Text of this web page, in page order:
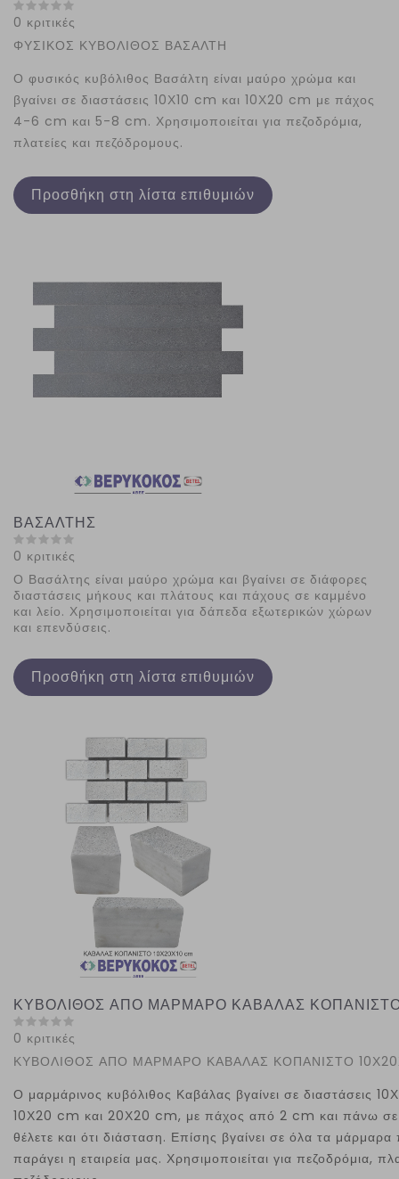
0 κριτικές
ΦΥΣΙΚΟΣ ΚΥΒΟΛΙΘΟΣ ΒΑΣΑΛΤΗ
Ο φυσικός κυβόλιθος Βασάλτη είναι μαύρο χρώμα και
βγαίνει σε διαστάσεις 10Χ10 cm και 10Χ20 cm με πάχος
4-6 cm και 5-8 cm. Χρησιμοποιείται για πεζοδρόμια,
πλατείες και πεζόδρομους.
Προσθήκη στη λίστα επιθυμιών
ΒΑΣΑΛΤΗΣ
0 κριτικές
Ο Βασάλτης είναι μαύρο χρώμα και βγαίνει σε διάφορες
διαστάσεις μήκους και πλάτους και πάχους σε καμμένο
και λείο. Χρησιμοποιείται για δάπεδα εξωτερικών χώρων
και επενδύσεις.
Προσθήκη στη λίστα επιθυμιών
ΚΥΒΟΛΙΘΟΣ ΑΠΟ ΜΑΡΜΑΡΟ ΚΑΒΑΛΑΣ ΚΟΠΑΝΙΣΤΟ
0 κριτικές
ΚΥΒΟΛΙΘΟΣ ΑΠΟ ΜΑΡΜΑΡΟ ΚΑΒΑΛΑΣ ΚΟΠΑΝΙΣΤΟ
Ο μαρμάρινος κυβόλιθος Καβάλας βγαίνει σε διαστάσεις
10Χ20 cm και 20Χ20 cm, με πάχος από 2 cm και πάνω σε
θέλετε και ότι διάσταση. Επίσης βγαίνει σε όλα τα
παράγει η εταιρεία μας. Χρησιμοποιείται για πεζοδρόμια,